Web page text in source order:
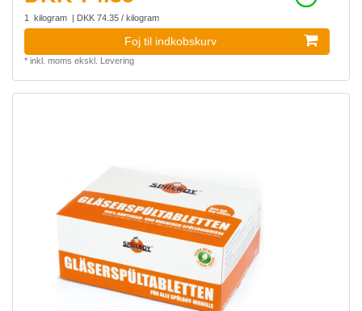
1 kilogram | DKK 74.35 / kilogram
Foj til indkobskurv
* inkl. moms ekskl. Levering